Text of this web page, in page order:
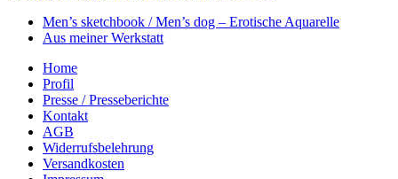
Men’s sketchbook / Men’s dog – Erotische Aquarelle
Aus meiner Werkstatt
Home
Profil
Presse / Presseberichte
Kontakt
AGB
Widerrufsbelehrung
Versandkosten